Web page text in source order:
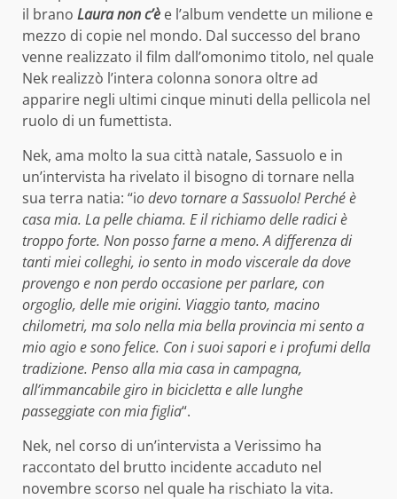
il brano Laura non c’è e l’album vendette un milione e
mezzo di copie nel mondo. Dal successo del brano
venne realizzato il film dall’omonimo titolo, nel quale
Nek realizzò l’intera colonna sonora oltre ad
apparire negli ultimi cinque minuti della pellicola nel
ruolo di un fumettista.
Nek, ama molto la sua città natale, Sassuolo e in
un’intervista ha rivelato il bisogno di tornare nella
sua terra natia: “io devo tornare a Sassuolo! Perché è
casa mia. La pelle chiama. E il richiamo delle radici è
troppo forte. Non posso farne a meno. A differenza di
tanti miei colleghi, io sento in modo viscerale da dove
provengo e non perdo occasione per parlare, con
orgoglio, delle mie origini. Viaggio tanto, macino
chilometri, ma solo nella mia bella provincia mi sento a
mio agio e sono felice. Con i suoi sapori e i profumi della
tradizione. Penso alla mia casa in campagna,
all’immancabile giro in bicicletta e alle lunghe
passeggiate con mia figlia“.
Nek, nel corso di un’intervista a Verissimo ha
raccontato del brutto incidente accaduto nel
novembre scorso nel quale ha rischiato la vita.